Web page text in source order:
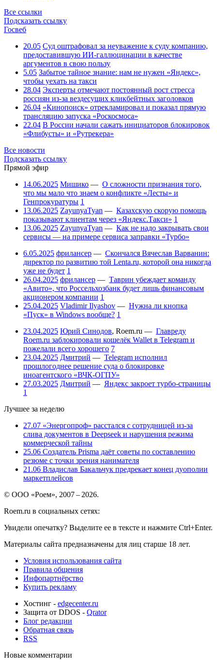
Все ссылки
Подсказать ссылку
Госвеб
20.05 Суд оштрафовал за неуважение к суду компанию,
предоставившую ИИ-галлюцинации в качестве
аргументов в свою пользу
5.05 Забытое тайное знание: нам не нужен «Яндекс»,
чтобы уехать на такси
28.04 Эксперты отмечают постоянный рост стресса
россиян из-за вездесущих кликбейтных заголовков
26.04 «Кинопоиск» отрекламировал и показал прямую
трансляцию запуска «Роскосмоса»
22.04 В России начали сажать инициаторов блокировок
«Флибусты» и «Рутрекера»
Все новости
Подсказать ссылку
Прямой эфир
14.06.2025 Мишико — О сложности признания того,
что мы мало что знаем о конфликте «Лесты» и
Генпрокуратуры 1
13.06.2025 ZayunyaTyan — Казахскую скорую помощь
показывают клиентам через «Яндекс.Такси» 1
13.06.2025 ZayunyaTyan — Как не надо закрывать свои
сервисы — на примере сервиса заправки «Турбо»
6.05.2025 фрилансер — Скончался Вячеслав Варванин:
директор по развитию той Lenta.ru, которой она никогда
уже не будет 1
26.04.2025 фрилансер — Таврин убеждает команду
«Авито», что Россельхозбанк будет лишь финансовым
акционером компании 1
25.04.2025 Vladimir Ilyashov — Нужна ли кнопка
«Пуск» в Windows вообще? 1
23.04.2025 Юрий Синодов, Roem.ru — Главреду
Roem.ru заблокировали кошелёк Wallet в Telegram и
пожелали всего хорошего 7
23.04.2025 Дмитрий — Telegram исполнил
прошлогоднее решение суда о блокировке
иноагентского «ВЧК-ОГПУ»
27.03.2025 Дмитрий — Яндекс закроет турбо-страницы
1
Лучшее за неделю
27.07 «Энергопроф» расстался с сотрудницей из-за
слива документов в Deepseek и нарушения режима
коммерческой тайны
25.06 Создатель Prisma даёт советы по составлению
резюме с точки зрения нанимателя
21.06 Владислав Бакальчук предрекает конец дуополии
маркетплейсов
© ООО «Роем», 2007 – 2026.
Roem.ru в социальных сетях:
Увидели опечатку? Выделите ее в тексте и нажмите Ctrl+Enter.
Материалы сайта предназначены для лиц старше 18 лет.
Условия использования сайта
Правила общения
Инфопартнёрство
Купить рекламу
Хостинг - edgecenter.ru
Защита от DDOS - Qrator
Блог редакции
Обратная связь
RSS
Новые комментарии